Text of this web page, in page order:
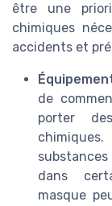
être une
chimiques
accidents et
de
porter
dans
masque